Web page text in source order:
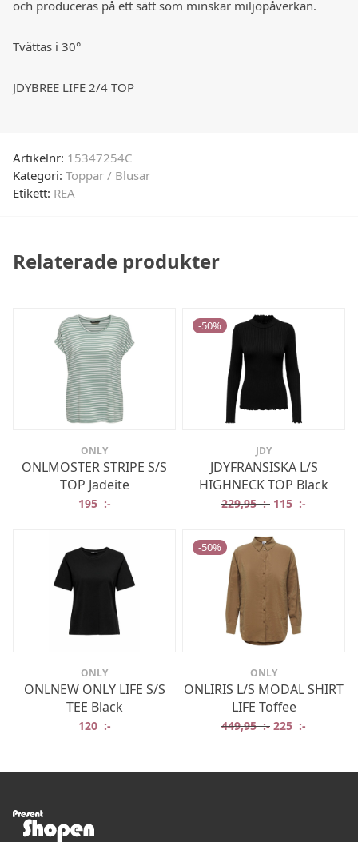
och produceras på ett sätt som minskar miljöpåverkan.
Tvättas i 30°
JDYBREE LIFE 2/4 TOP
Artikelnr: 15347254C
Kategori: Toppar / Blusar
Etikett: REA
Relaterade produkter
ONLY
ONLMOSTER STRIPE S/S
TOP Jadeite
195 :-
-50%
JDY
JDYFRANSISKA L/S
HIGHNECK TOP Black
229,95:- Det
115 :-
ONLY
ONLNEW ONLY LIFE S/S
TEE Black
120 :-
-50%
ONLY
ONLIRIS L/S MODAL SHIRT
LIFE Toffee
449,95:- Det
225 :-